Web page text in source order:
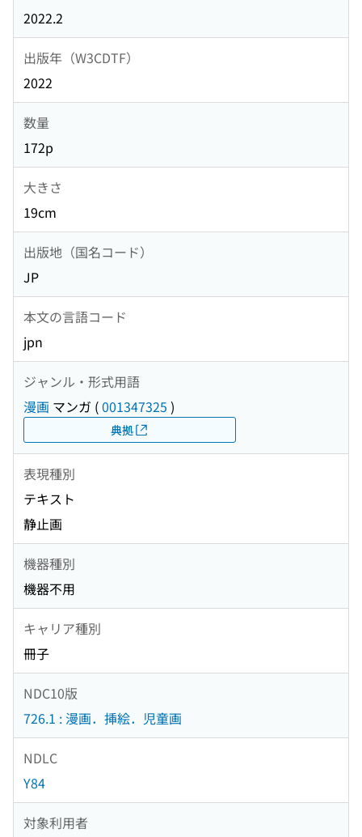
2022.2
出版年（W3CDTF）
2022
数量
172p
大きさ
19cm
出版地（国名コード）
JP
本文の言語コード
jpn
ジャンル・形式用語
漫画 マンガ (001347325 )
典拠
表現種別
テキスト
静止画
機器種別
機器不用
キャリア種別
冊子
NDC10版
726.1 : 漫画．挿絵．児童画
NDLC
Y84
対象利用者